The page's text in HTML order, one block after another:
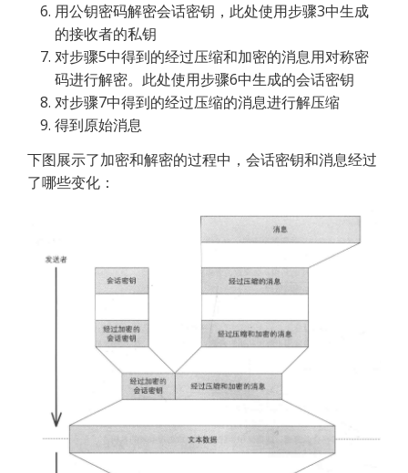
用公钥密码解密会话密钥，此处使用步骤3中生成
的接收者的私钥
对步骤5中得到的经过压缩和加密的消息用对称密
码进行解密。此处使用步骤6中生成的会话密钥
对步骤7中得到的经过压缩的消息进行解压缩
得到原始消息
下图展示了加密和解密的过程中，会话密钥和消息经过
了哪些变化：